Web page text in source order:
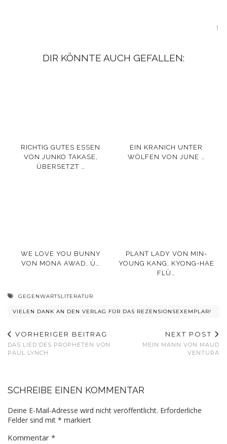
1
DIR KÖNNTE AUCH GEFALLEN:
RICHTIG GUTES ESSEN
VON JUNKO TAKASE,
ÜBERSETZT …
EIN KRANICH UNTER
WÖLFEN VON JUNE …
WE LOVE YOU BUNNY
VON MONA AWAD, Ü…
PLANT LADY VON MIN-
YOUNG KANG, KYONG-HAE
FLÜ…
GEGENWARTSLITERATUR
VIELEN DANK AN DEN VERLAG FÜR DAS REZENSIONSEXEMPLAR!
VORHERIGER BEITRAG
DAS LIED DES PROPHETEN VON
PAUL LYNCH
NEXT POST
MEIN MANN VON MAUD
VENTURA
SCHREIBE EINEN KOMMENTAR
Deine E-Mail-Adresse wird nicht veröffentlicht. Erforderliche
Felder sind mit * markiert
Kommentar *